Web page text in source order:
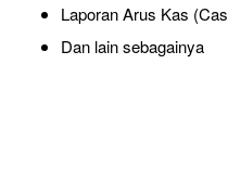
Laporan Arus Kas
Dan lain sebagainya